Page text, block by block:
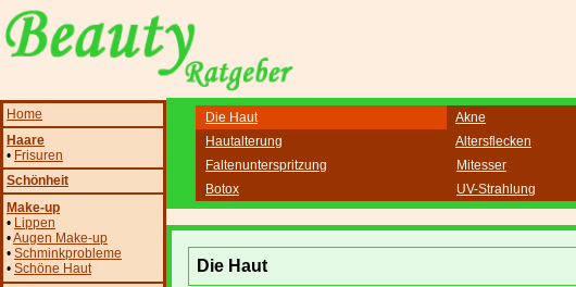
Die Haut Akne
Hautalterung
Altersflecken
Faltenunterspritzung
Mitesser
Botox
UV-Strahlung
Die Haut
Home
Haare
• Frisuren
Schönheit
Make-up
• Lippen
•Augen Make-up
• Schminkprobleme
• Schöne Haut